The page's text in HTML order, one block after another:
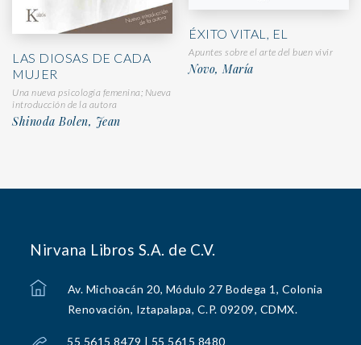
LAS DIOSAS DE CADA
MUJER
Una nueva psicología femenina; Nueva
introducción de la autora
Shinoda Bolen, Jean
ÉXITO VITAL, EL
Apuntes sobre el arte del buen vivir
Novo, María
Nirvana Libros S.A. de C.V.
Av. Michoacán 20, Módulo 27 Bodega 1, Colonia
Renovación, Iztapalapa, C.P. 09209, CDMX.
55 5615 8479 | 55 5615 8480